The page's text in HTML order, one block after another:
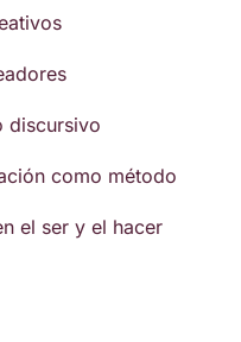
discursivo
como método
el ser y el hacer